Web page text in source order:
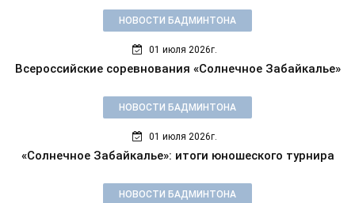
НОВОСТИ БАДМИНТОНА
01 июля 2026г.
Всероссийские соревнования «Солнечное Забайкалье»
НОВОСТИ БАДМИНТОНА
01 июля 2026г.
«Солнечное Забайкалье»: итоги юношеского турнира
НОВОСТИ БАДМИНТОНА